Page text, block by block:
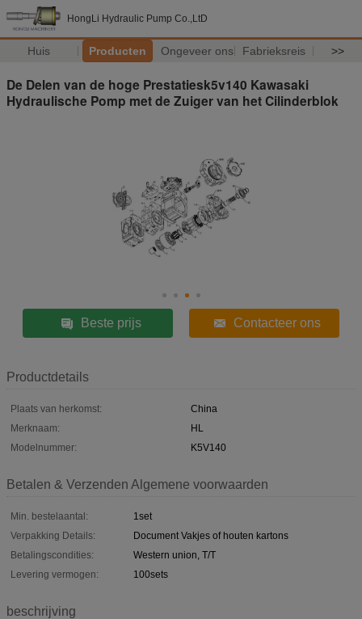
HongLi Hydraulic Pump Co.,LtD
Huis Producten Ongeveer ons Fabrieksreis >>
De Delen van de hoge Prestatiesk5v140 Kawasaki
Hydraulische Pomp met de Zuiger van het Cilinderblok
Beste prijs Contacteer ons
Productdetails
Plaats van herkomst:
China
Merknaam:
HL
Modelnummer:
K5V140
Betalen & Verzenden Algemene voorwaarden
Min. bestelaantal:
1set
Verpakking Details:
Document Vakjes of houten kartons
Betalingscondities:
Western union, T/T
Levering vermogen:
100sets
beschrijving